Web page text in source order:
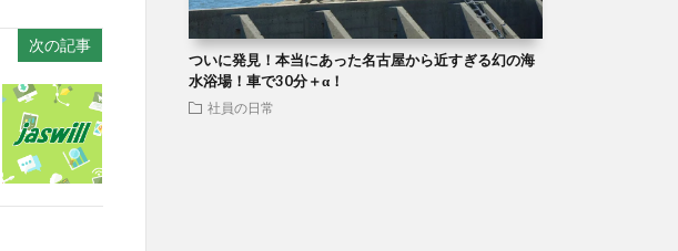
次の記事
ついに発見！本当にあった名古屋から近すぎる幻の海
水浴場！車で30分＋α！
社員の日常